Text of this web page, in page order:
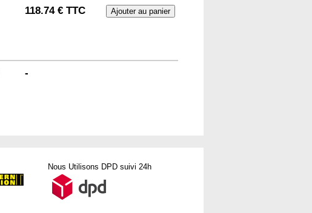
118.74 € TTC
-
Nous Utilisons DPD suivi 24h